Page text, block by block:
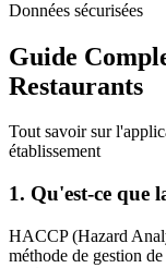
Données sécurisées
Guide
Restaurants
Tout savoir sur
établissement
1. Qu'est-ce que
HACCP (Hazard
méthode de gestion